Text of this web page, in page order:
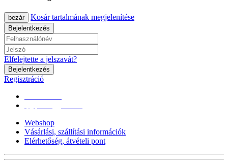
bezár Kosár tartalmának megjelenítése
Bejelentkezés
Elfelejtette a jelszavát?
Bejelentkezés
Regisztráció
Webshop
Vásárlási, szállítási információk
Elérhetőség, átvételi pont